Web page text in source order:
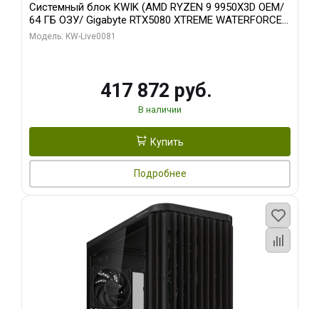
Системный блок KWIK (AMD RYZEN 9 9950X3D OEM/
64 ГБ ОЗУ/ Gigabyte RTX5080 XTREME WATERFORCE
16GB GDDR7 256bit/ 1 ТБ SSD)
Модель: KW-Live0081
417 872 руб.
В наличии
Купить
Подробнее